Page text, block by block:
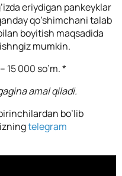
eriydigan pankeyklar
qo’shimchani talab
boyitish maqsadida
mumkin.
000 so’m. *
amal qiladi.
bo’lib
telegram